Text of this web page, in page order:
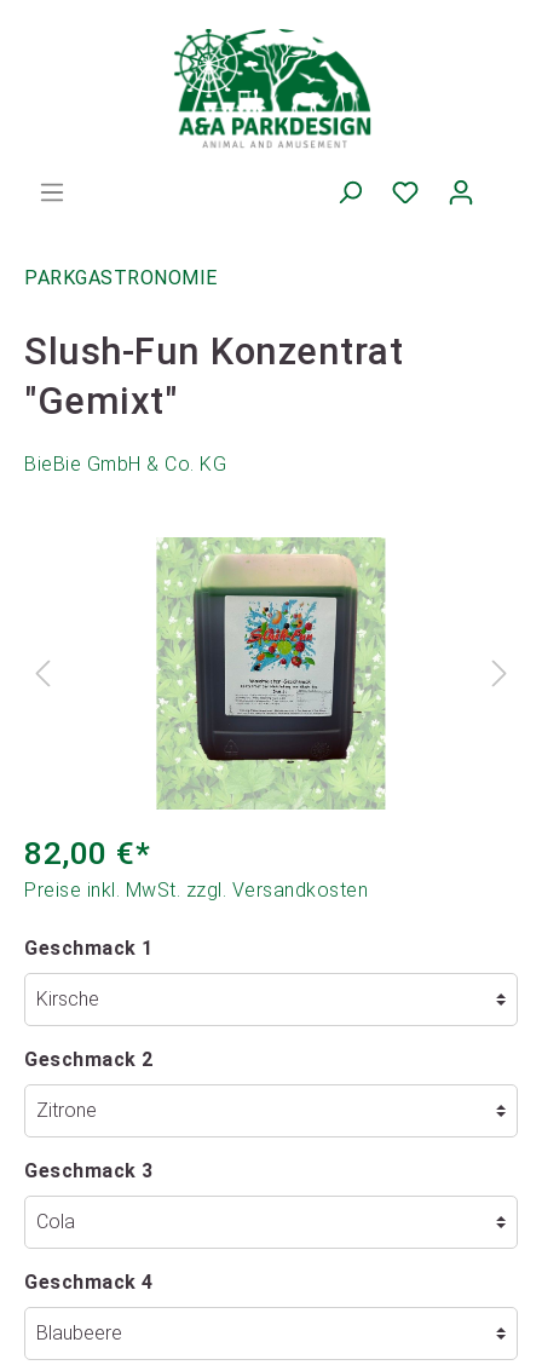
PARKGASTRONOMIE
Slush-Fun Konzentrat
"Gemixt"
BieBie GmbH & Co. KG
82,00 €*
Preise inkl. MwSt. zzgl. Versandkosten
Geschmack 1
Geschmack 2
Geschmack 3
Geschmack 4